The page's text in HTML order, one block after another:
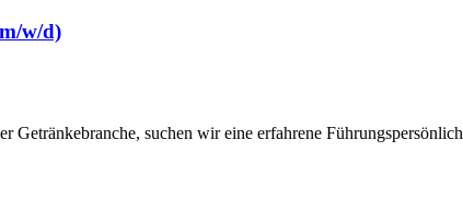
w/d)
suchen wir eine erfahrene